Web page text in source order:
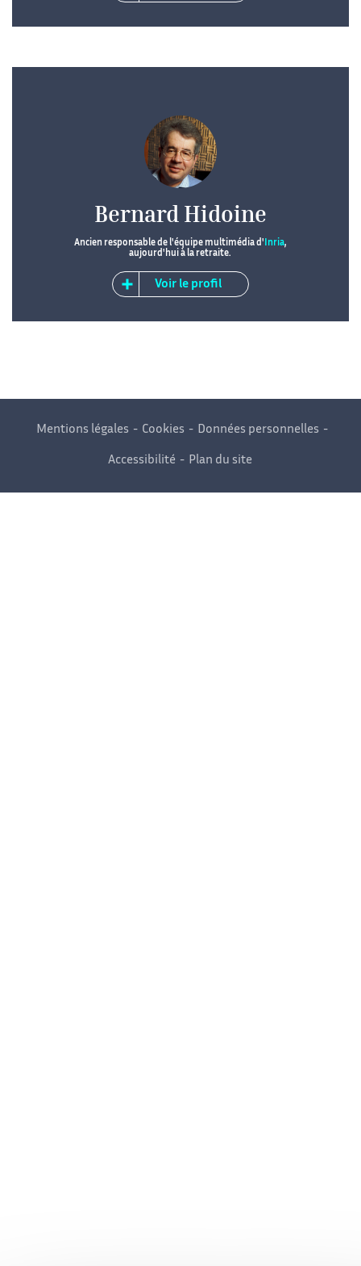
Bernard Hidoine
Ancien responsable de l'équipe multimédia d' Inria,
aujourd'hui à la retraite.
Voir le profil
Mentions légales Cookies Données personnelles
Accessibilité Plan du site